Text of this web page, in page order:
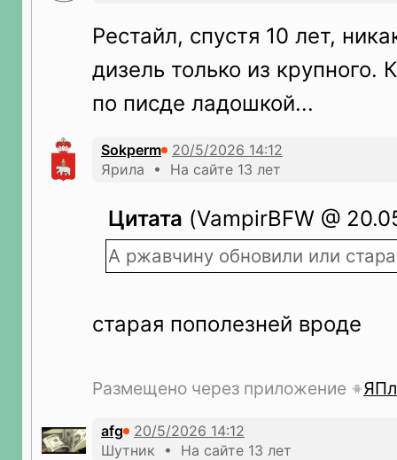
Рестайл, спустя 10 лет,
дизель только из крупного.
по писде ладошкой...
Sokperm
Ярила • На сайте 13 лет
Цитата (VampirBFW @
А ржавчину обновили или
старая пополезней вроде
Размещено через приложение
afg
Шутник • На сайте 13 лет